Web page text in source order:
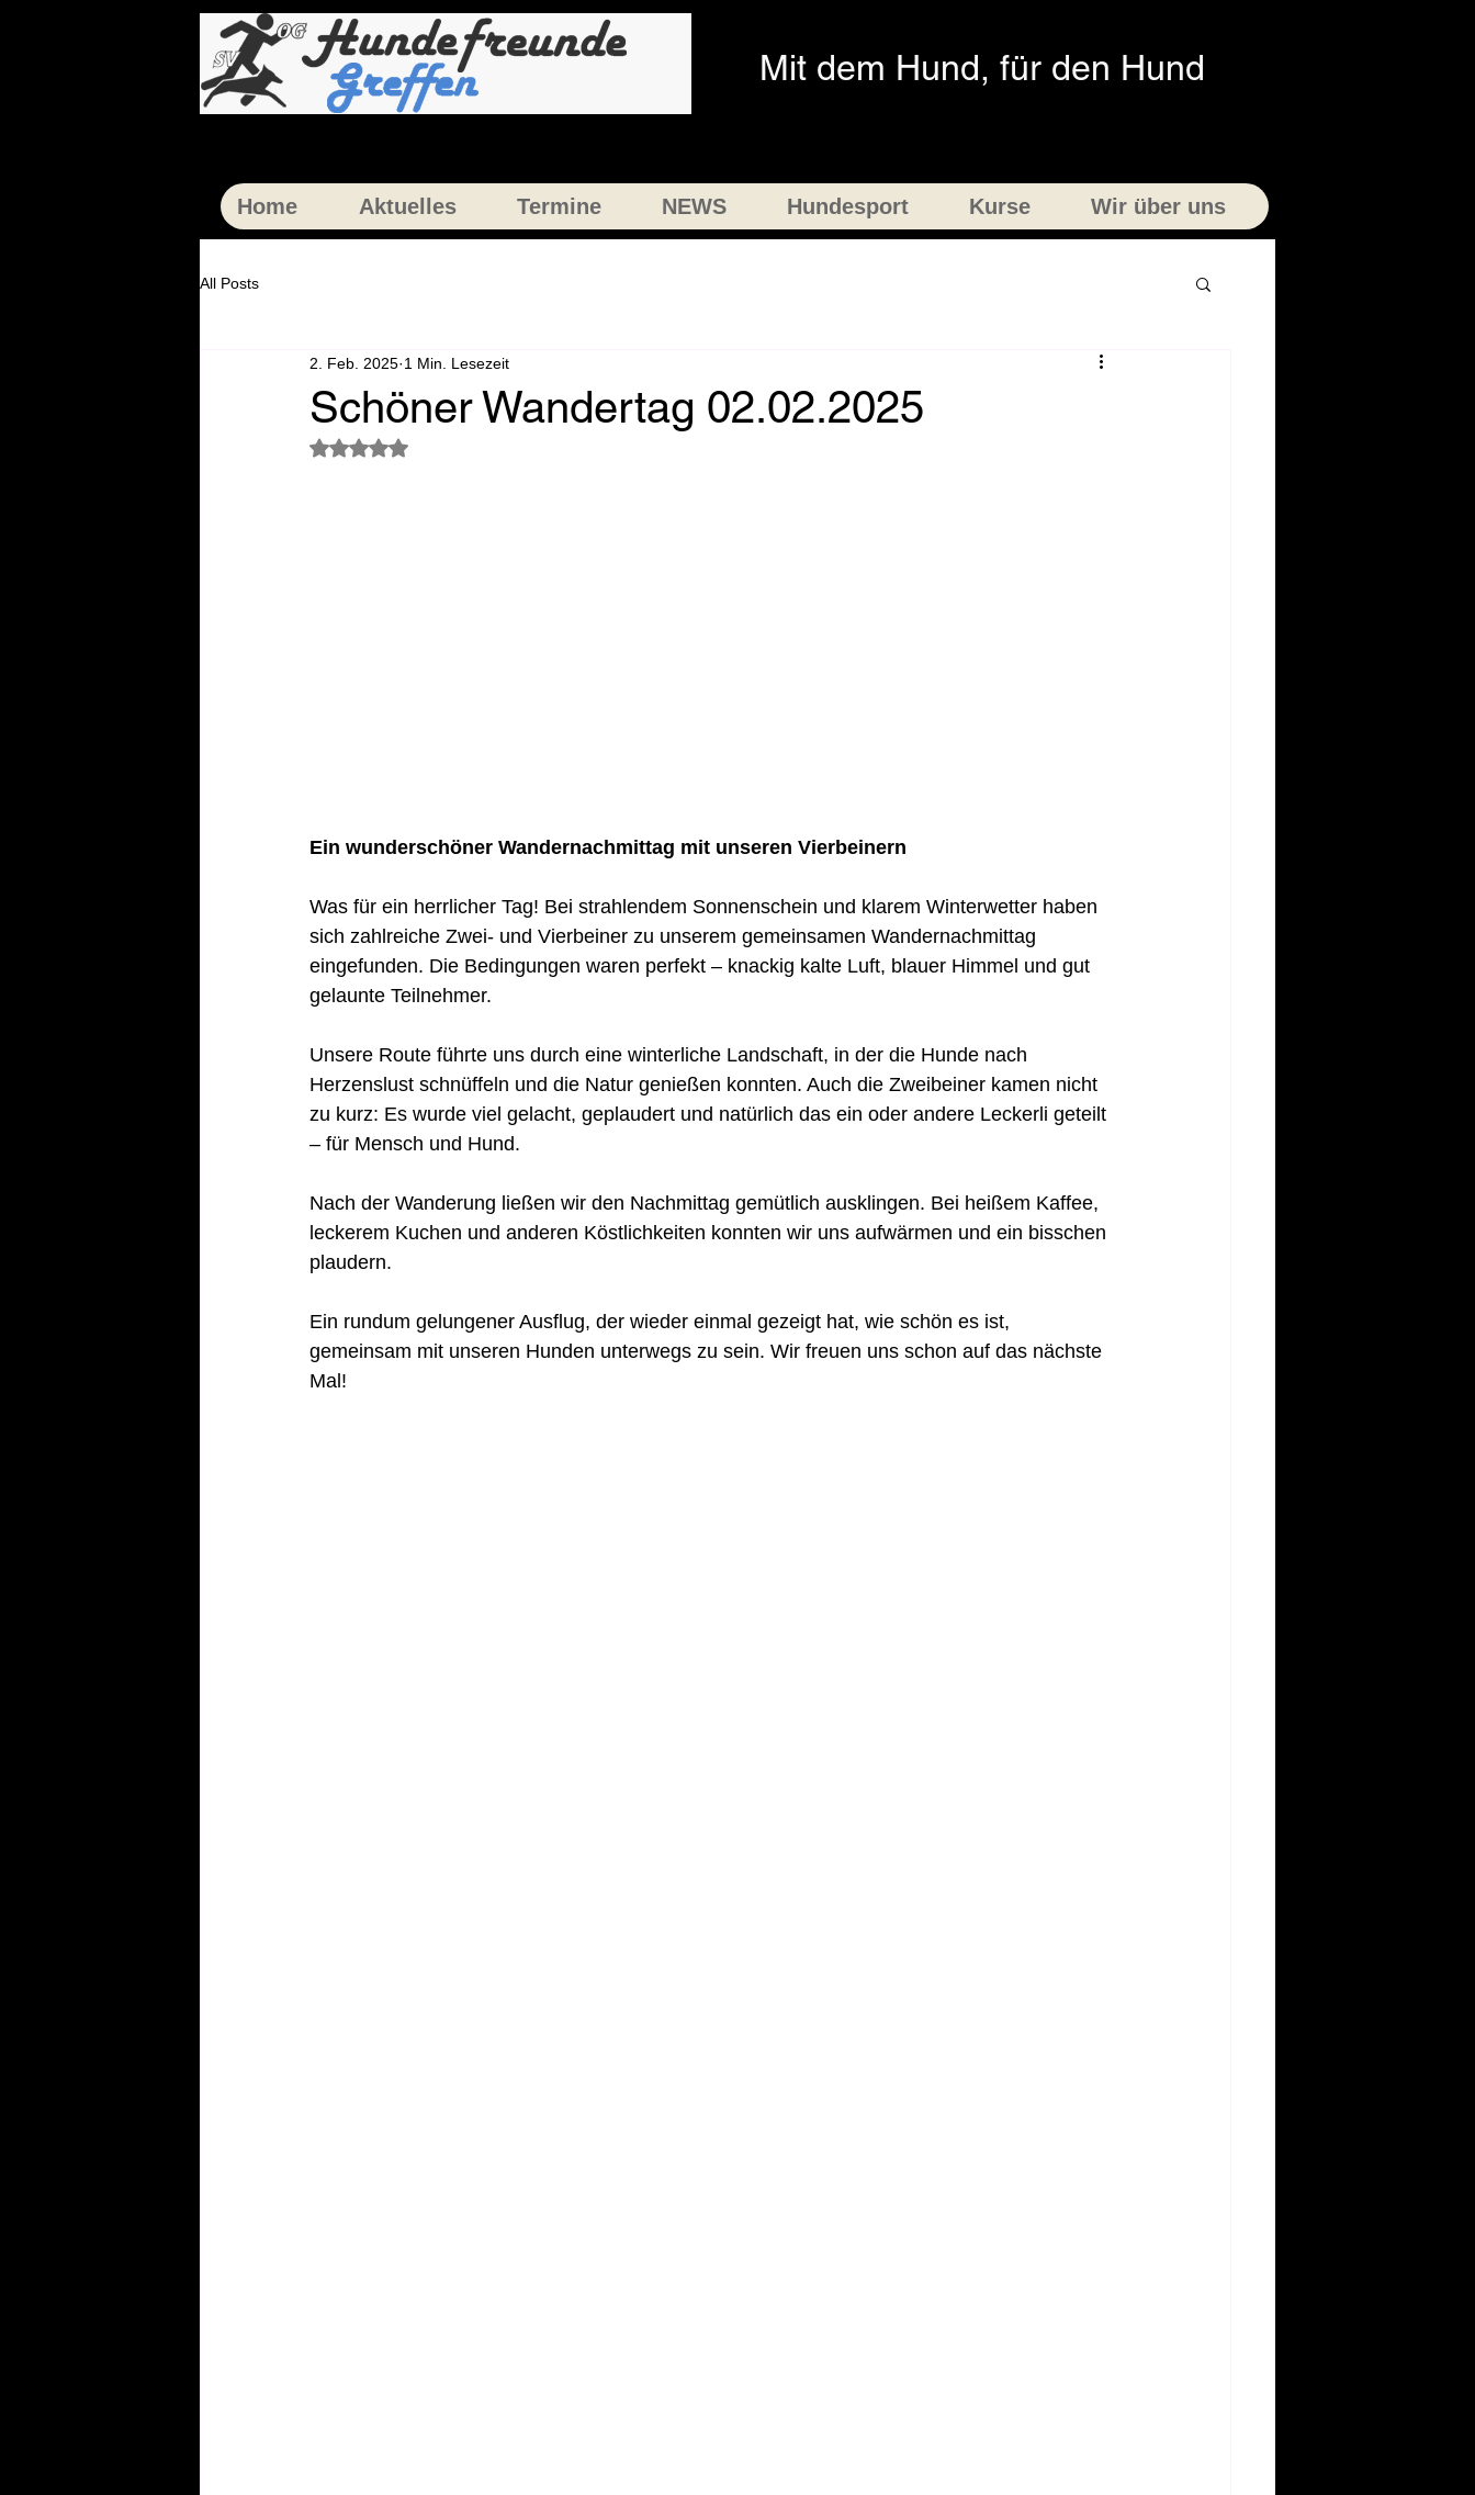
Mit dem Hund, für den Hund
Home Aktuelles Termine NEWS Hundesport Kurse Wir über uns
All Posts
Schöner Wandertag 02.02.2025
2. Feb. 2025 1 Min. Lesezeit
Mit NaN von 5 Sternen bewertet.
Ein wunderschöner Wandernachmittag mit unseren Vierbeinern
Was für ein herrlicher Tag! Bei strahlendem Sonnenschein und klarem Winterwetter haben
sich zahlreiche Zwei- und Vierbeiner zu unserem gemeinsamen Wandernachmittag
eingefunden. Die Bedingungen waren perfekt – knackig kalte Luft, blauer Himmel und gut
gelaunte Teilnehmer.
Unsere Route führte uns durch eine winterliche Landschaft, in der die Hunde nach
Herzenslust schnüffeln und die Natur genießen konnten. Auch die Zweibeiner kamen nicht
zu kurz: Es wurde viel gelacht, geplaudert und natürlich das ein oder andere Leckerli geteilt
– für Mensch und Hund.
Nach der Wanderung ließen wir den Nachmittag gemütlich ausklingen. Bei heißem Kaffee,
leckerem Kuchen und anderen Köstlichkeiten konnten wir uns aufwärmen und ein bisschen
plaudern.
Ein rundum gelungener Ausflug, der wieder einmal gezeigt hat, wie schön es ist,
gemeinsam mit unseren Hunden unterwegs zu sein. Wir freuen uns schon auf das nächste
Mal!